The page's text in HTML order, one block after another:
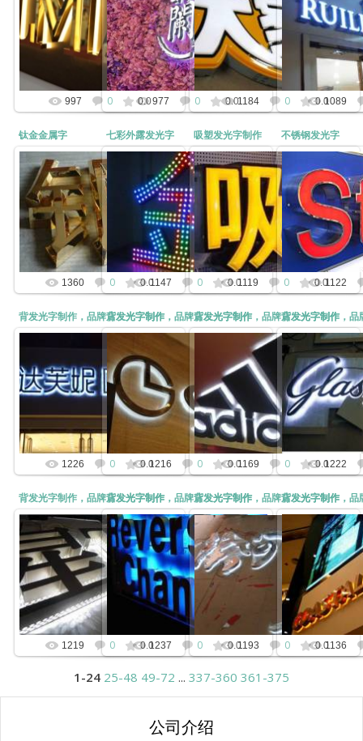
2019-11-12
不锈钢背发光字亚克力包边字制作led
树脂迷你发光字门头广告招牌
kunny
997 0 0.0
2019-11-12
不锈钢背发光字亚克力包边字制作led
树脂迷你发光字门头广告招牌
kunny
977 0 0.0
2015-07-28
kunny
1184 0 0.01089
钛金金属字
2014-11-03
kunny
1360 0 0.0
七彩外露发光字
2014-11-03
kunny
1147 0 0.0
吸塑发光字制作
2014-11-03
kunny
1119 0 0.0
不锈钢发光字
1122
背发光字制作，品牌店发光字制作
2014-11-03
kunny
1226 0 0.0
背发光字制作，品牌店发光字制作
2014-11-03
kunny
1216 0 0.0
背发光字制作，品牌店发光字制作
2014-11-03
kunny
1169 0 0.0
背发光字制作，品
1222
背发光字制作，品牌店发光字制作
2014-11-03
kunny
1219 0 0.0
背发光字制作，品牌店发光字制作
2014-11-03
kunny
1237 0 0.0
背发光字制作，品牌店发光字制作
2014-11-03
kunny
1193 0 0.0
背发光字制作，品
1136
1-24 25-48 49-72 ... 337-360 361-375
公司介绍